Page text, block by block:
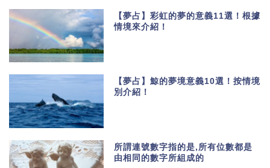
【夢占】彩虹的夢的意義11選！根據
情境來介紹！
【夢占】鯨的夢境意義10選！按情境
別介紹！
所謂連號數字指的是,所有位數都是
由相同的數字所組成的